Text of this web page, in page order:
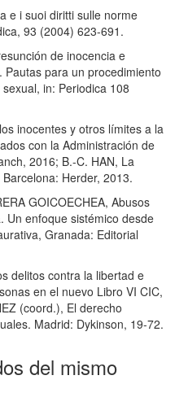
e i suoi diritti sulle norme
93 (2004) 623-691.
de inocencia e
para un procedimiento
in: Periodica 108
inocentes y otros límites a la
con la Administración de
2016; B.-C. HAN, La
Herder, 2013.
GOICOECHEA, Abusos
Un enfoque sistémico desde
Granada: Editorial
delitos contra la libertad e
en el nuevo Libro VI CIC,
(coord.), El derecho
Madrid: Dykinson, 19-72.
del mismo